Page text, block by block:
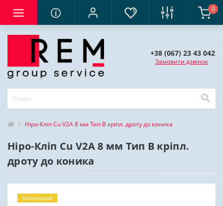
0
+38 (067) 23 43 042
Замовити дзвінок
Ніро-Кліп Cu V2A 8 мм Тип В кріпл. дроту до коника
Ніро-Кліп Cu V2A 8 мм Тип В кріпл.
дроту до коника
Популярний